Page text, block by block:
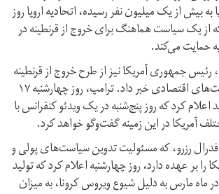
به بیش از یک میلیون نفر رسیده، اتحادیه اروپا روز
از یک سیاست هماهنگ برای خروج از قرنطینه در
حمایت می‌کند.
رئیس جمهوری آمریکا نیز از طرح خروج از قرنطینه
برای از سرگیری فعالیت‌های اقتصادی خبر داد. ترامپ، روز چهارشنبه ۱۷
کرد که روز پنج‌شنبه در یک ویدئو کنفرانس با
آمریکا در این زمینه گفت‌وگو خواهد کرد.
رزرو، که مسئولیت تدوین سیاست‌های پولی و
را بر عهده دارد، روز چهارشنبه اعلام کرد که تولید
ماه مارس به دلیل شیوع ویروس کرونا، به میزان